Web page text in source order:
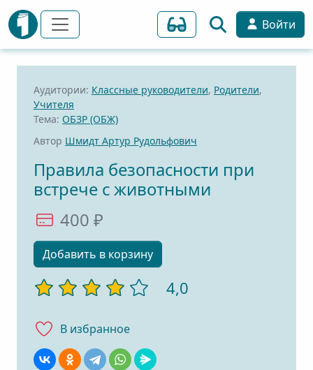
Войти
Аудитории: Классные руководители, Родители,
Учителя
Тема: ОБЗР (ОБЖ)
Автор Шмидт Артур Рудольфович
Правила безопасности при
встрече с животными
400 ₽
Добавить в корзину
4,0
В избранноe